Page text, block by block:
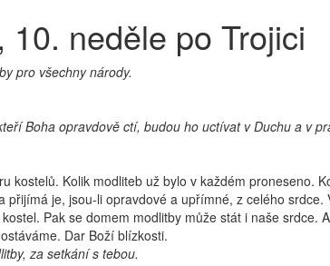
neděle po Trojici
pro všechny národy.
Boha opravdově ctí, budou ho uctívat v Duchu a v
kostelů. Kolik modliteb už bylo v každém proneseno.
je, jsou-li opravdové a upřímné, z celého
Pak se domem modlitby může stát i naše
Dar Boží blízkosti.
za setkání s tebou.